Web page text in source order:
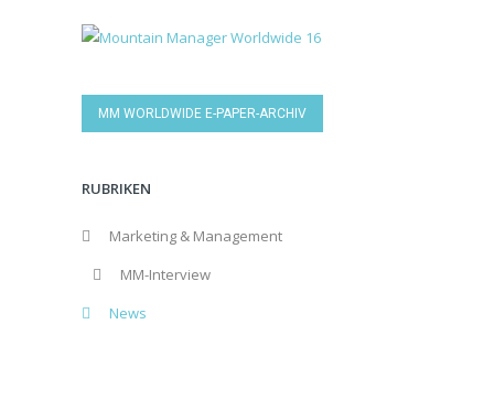
MM WORLDWIDE E-PAPER-ARCHIV
RUBRIKEN
Marketing & Management
MM-Interview
News